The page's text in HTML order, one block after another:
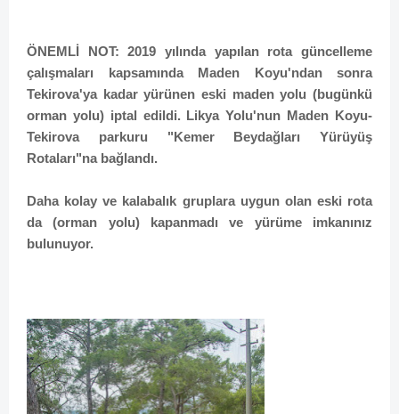
ÖNEMLİ NOT: 2019 yılında yapılan rota güncelleme
çalışmaları kapsamında Maden Koyu'ndan sonra
Tekirova'ya kadar yürünen eski maden yolu (bugünkü
orman yolu) iptal edildi. Likya Yolu'nun Maden Koyu-
Tekirova parkuru "Kemer Beydağları Yürüyüş
Rotaları"na bağlandı.
Daha kolay ve kalabalık gruplara uygun olan eski rota
da (orman yolu) kapanmadı ve yürüme imkanınız
bulunuyor.